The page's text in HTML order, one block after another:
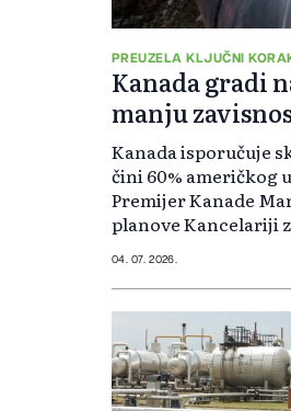
PREUZELA KLJUČNI
Kanada gradi
manju
Kanada isporučuje
čini 60% američkog
Premijer Kanade
planove Kancelariji
04. 07. 2026.